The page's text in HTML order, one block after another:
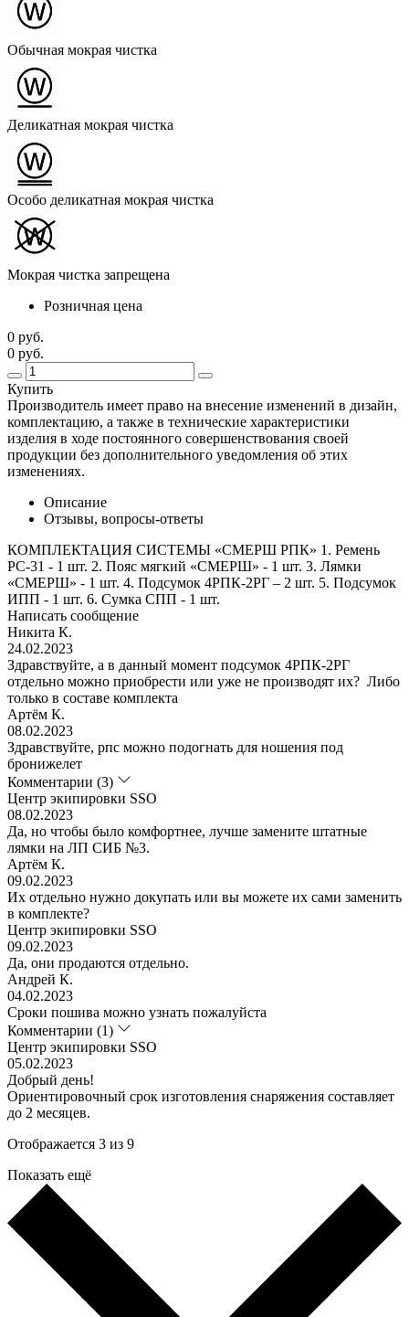
Обычная мокрая чистка
Деликатная мокрая чистка
Особо деликатная мокрая чистка
Мокрая чистка запрещена
Розничная цена
0 руб.
0 руб.
Купить
Производитель имеет право на внесение изменений в дизайн,
комплектацию, а также в технические характеристики
изделия в ходе постоянного совершенствования своей
продукции без дополнительного уведомления об этих
изменениях.
Описание
Отзывы, вопросы-ответы
КОМПЛЕКТАЦИЯ СИСТЕМЫ «СМЕРШ РПК» 1. Ремень
РС-31 - 1 шт. 2. Пояс мягкий «СМЕРШ» - 1 шт. 3. Лямки
«СМЕРШ» - 1 шт. 4. Подсумок 4РПК-2РГ – 2 шт. 5. Подсумок
ИПП - 1 шт. 6. Сумка СПП - 1 шт.
Написать сообщение
Никита К.
24.02.2023
Здравствуйте, а в данный момент подсумок 4РПК-2РГ
отдельно можно приобрести или уже не производят их? Либо
только в составе комплекта
Артём К.
08.02.2023
Здравствуйте, рпс можно подогнать для ношения под
бронижелет
Комментарии (3)
Центр экипировки SSO
08.02.2023
Да, но чтобы было комфортнее, лучше замените штатные
лямки на ЛП СИБ №3.
Артём К.
09.02.2023
Их отдельно нужно докупать или вы можете их сами заменить
в комплекте?
Центр экипировки SSO
09.02.2023
Да, они продаются отдельно.
Андрей К.
04.02.2023
Сроки пошива можно узнать пожалуйста
Комментарии (1)
Центр экипировки SSO
05.02.2023
Добрый день!
Ориентировочный срок изготовления снаряжения составляет
до 2 месяцев.
Отображается 3 из 9
Показать ещё